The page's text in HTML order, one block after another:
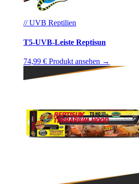
// UVB Reptilien
T5-UVB-Leiste Reptisun
74,99 € Produkt ansehen →